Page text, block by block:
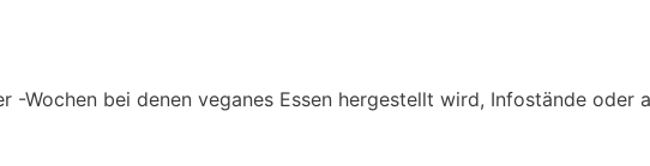
Wochen bei denen veganes Essen hergestellt wird, Infostände oder